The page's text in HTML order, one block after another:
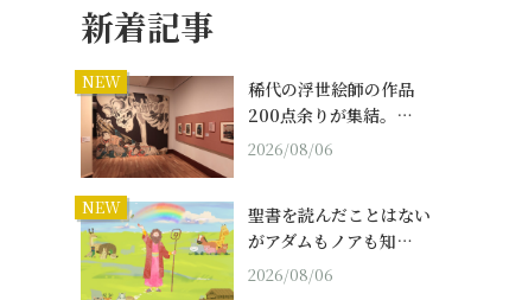
新着記事
NEW
稀代の浮世絵師の作品
200点余りが集結。…
2026/08/06
NEW
聖書を読んだことはない
がアダムもノアも知…
2026/08/06